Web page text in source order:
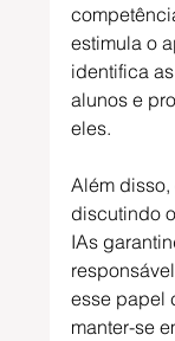
estimula o
identifica
alunos e
eles.
Além
discutindo
IAs
esse papel
manter-se